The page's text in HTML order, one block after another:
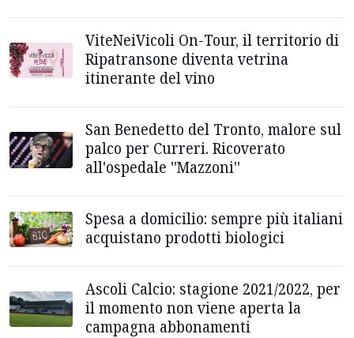
ViteNeiVicoli On-Tour, il territorio di
Ripatransone diventa vetrina
itinerante del vino
San Benedetto del Tronto, malore sul
palco per Curreri. Ricoverato
all'ospedale ''Mazzoni''
Spesa a domicilio: sempre più italiani
acquistano prodotti biologici
Ascoli Calcio: stagione 2021/2022, per
il momento non viene aperta la
campagna abbonamenti